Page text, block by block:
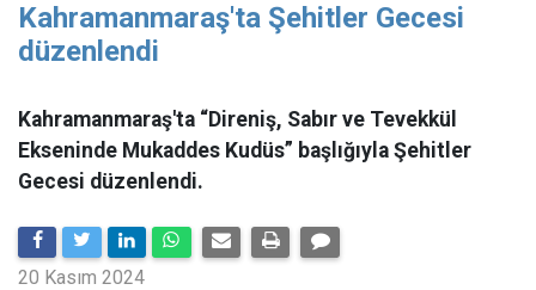
Kahramanmaraş'ta Şehitler Gecesi
düzenlendi
Kahramanmaraş'ta “Direniş, Sabır ve Tevekkül
Ekseninde Mukaddes Kudüs” başlığıyla Şehitler
Gecesi düzenlendi.
20 Kasım 2024